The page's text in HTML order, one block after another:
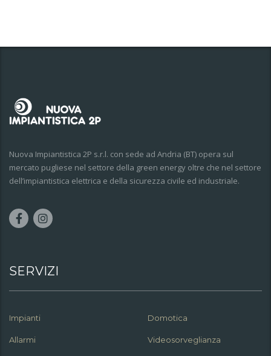
Nuova Impiantistica 2P s.r.l. con sede ad Andria (BT) opera sul
mercato pugliese nel settore della green energy oltre che nel settore
dell’impiantistica elettrica e della sicurezza civile ed industriale.
SERVIZI
Impianti Domotica
Allarmi Videosorveglianza